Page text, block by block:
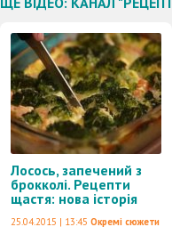
Лосось, запечений з
брокколі. Рецепти
щастя: нова історія
25.04.2015 | 13:45 Окремі сюжети